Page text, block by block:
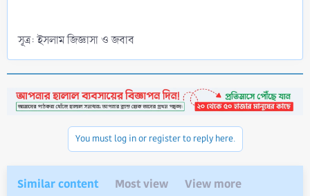
সূত্র: ইসলাম জিজ্ঞাসা ও জবাব
You must log in or register to reply here.
Similar content Most view View more